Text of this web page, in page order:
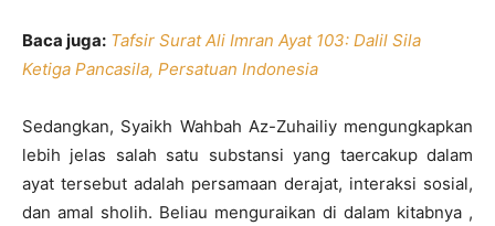
Baca juga: Tafsir Surat Ali Imran Ayat 103: Dalil Sila
Ketiga Pancasila, Persatuan Indonesia
Sedangkan, Syaikh Wahbah Az-Zuhailiy mengungkapkan
lebih jelas salah satu substansi yang taercakup dalam
ayat tersebut adalah persamaan derajat, interaksi sosial,
dan amal sholih. Beliau menguraikan di dalam kitabnya ,